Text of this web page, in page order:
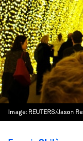
Image: REUTERS/Jason